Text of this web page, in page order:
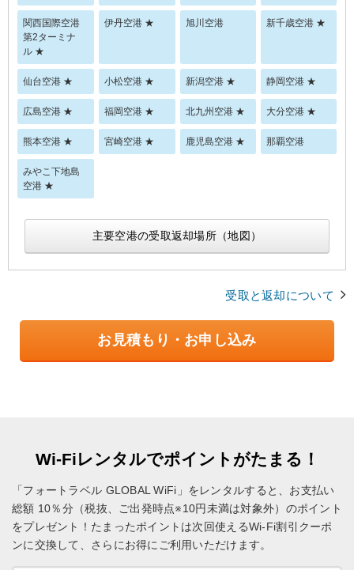
関西国際空港
第2ターミナ
ル ★
伊丹空港 ★ 旭川空港 新千歳空港 ★
仙台空港 ★ 小松空港 ★ 新潟空港 ★ 静岡空港 ★
広島空港 ★ 福岡空港 ★ 北九州空港 ★ 大分空港 ★
熊本空港 ★ 宮崎空港 ★ 鹿児島空港 ★ 那覇空港
みやこ下地島
空港 ★
主要空港の受取返却場所（地図）
受取と返却について
お見積もり・お申し込み
Wi-Fiレンタルでポイントがたまる！
「フォートラベル GLOBAL WiFi」をレンタルすると、お支払い
総額 10％分（税抜、ご出発時点※10円未満は対象外）のポイント
をプレゼント！ たまったポイントは次回使えるWi-Fi割引クーポ
ンに交換して、さらにお得にご利用いただけます。